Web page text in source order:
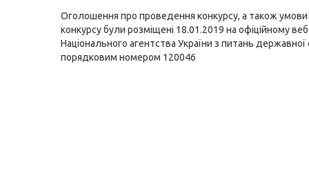
Оголошення про проведення конкурсу, а також
конкурсу були розміщені 18.01.2019 на офіційному
Національного агентства України з питань
порядковим номером 120046